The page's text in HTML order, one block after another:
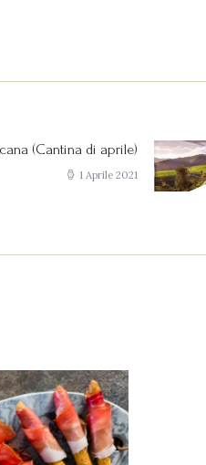
Next
post:
(Cantina di aprile)
1 Aprile 2021